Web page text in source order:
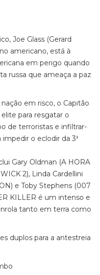
Joe Glass (Gerard
americano, está à
em perigo quando
russa que ameaça a paz
em risco, o Capitão
para resgatar o
de terroristas e infiltrar-
o eclodir da 3ª
Gary Oldman (A HORA
2), Linda Cardellini
e Toby Stephens (007
KILLER é um intenso e
tanto em terra como
duplos para a antestreia